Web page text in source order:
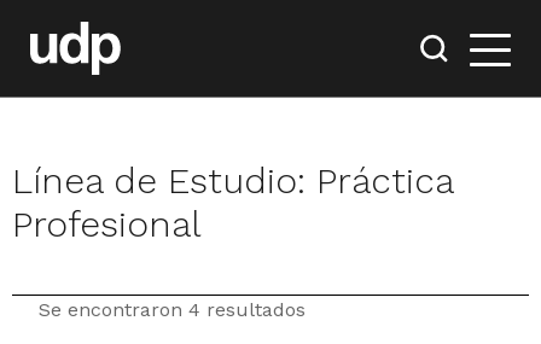
Línea de Estudio: Práctica
Profesional
Se encontraron 4 resultados